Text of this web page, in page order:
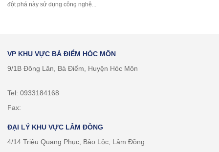
đột phá này sử dụng công nghệ...
VP KHU VỰC BÀ ĐIỂM HÓC MÔN
9/1B Đông Lân, Bà Điểm, Huyện Hóc Môn
Tel: 0933184168
Fax:
ĐẠI LÝ KHU VỰC LÂM ĐỒNG
4/14 Triệu Quang Phục, Bảo Lộc, Lâm Đồng